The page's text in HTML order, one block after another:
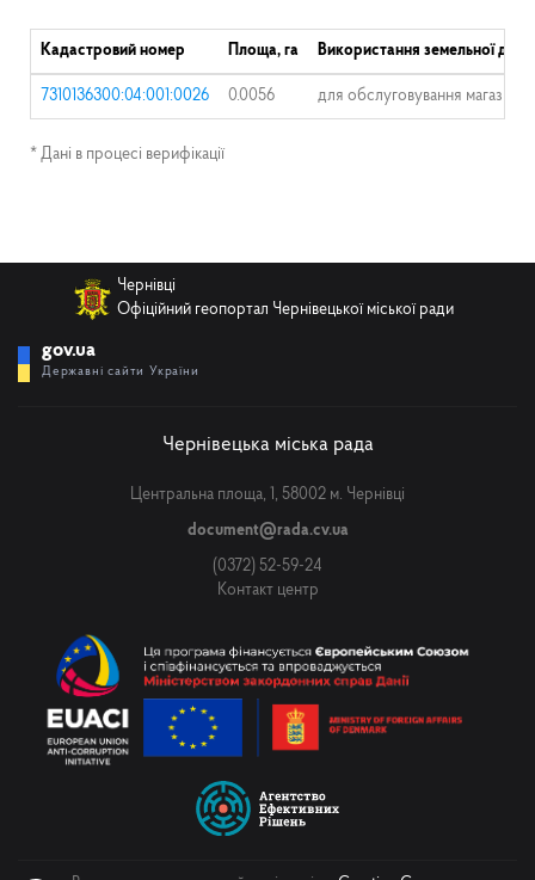
Кадастровий номер Площа, га Використання земельної
7310136300:04:001:0026 0.0056 для обслуговування магазину
* Дані в процесі верифікації
Чернівці
Офіційний геопортал Чернівецької міської ради
gov.ua
Державні сайти України
Чернівецька міська рада
Центральна площа, 1, 58002 м. Чернівці
document@rada.cv.ua
(0372) 52-59-24
Контакт центр